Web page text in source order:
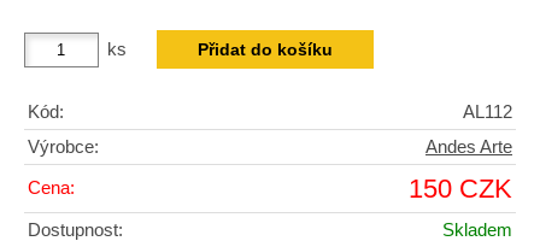
ks
Kód:
AL112
Výrobce:
Andes Arte
Cena: 150 CZK
Dostupnost:
Skladem